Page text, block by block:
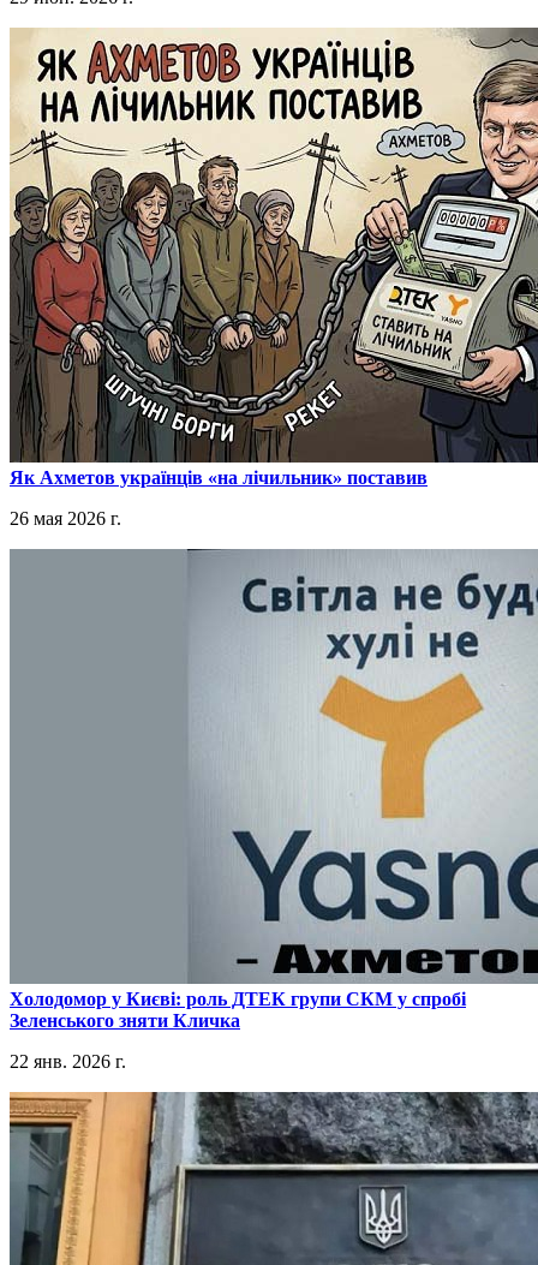
​Як Ахметов українців «на лічильник» поставив
26 мая 2026 г.
​Холодомор у Києві: роль ДТЕК групи СКМ у спробі
Зеленського зняти Кличка
22 янв. 2026 г.